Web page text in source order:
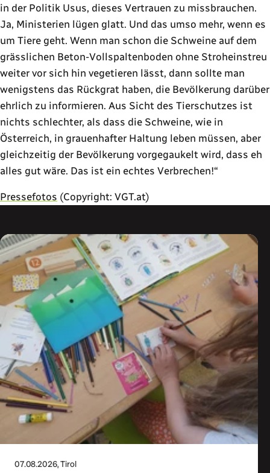
in der Politik Usus, dieses Vertrauen zu missbrauchen.
Ja, Ministerien lügen glatt. Und das umso mehr, wenn es
um Tiere geht. Wenn man schon die Schweine auf dem
grässlichen Beton-Vollspaltenboden ohne Stroheinstreu
weiter vor sich hin vegetieren lässt, dann sollte man
wenigstens das Rückgrat haben, die Bevölkerung darüber
ehrlich zu informieren. Aus Sicht des Tierschutzes ist
nichts schlechter, als dass die Schweine, wie in
Österreich, in grauenhafter Haltung leben müssen, aber
gleichzeitig der Bevölkerung vorgegaukelt wird, dass eh
alles gut wäre. Das ist ein echtes Verbrechen!“
Pressefotos (Copyright: VGT.at)
07.08.2026, Tirol